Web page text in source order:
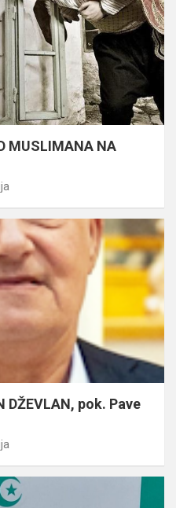
MUSLIMANA NA
DŽEVLAN, pok. Pave